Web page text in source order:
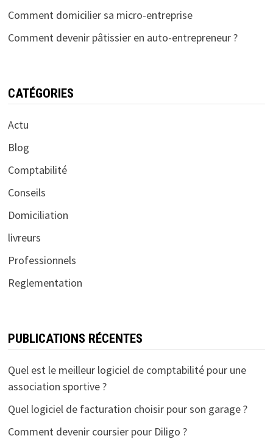
Comment domicilier sa micro-entreprise
Comment devenir pâtissier en auto-entrepreneur ?
CATÉGORIES
Actu
Blog
Comptabilité
Conseils
Domiciliation
livreurs
Professionnels
Reglementation
PUBLICATIONS RÉCENTES
Quel est le meilleur logiciel de comptabilité pour une
association sportive ?
Quel logiciel de facturation choisir pour son garage ?
Comment devenir coursier pour Diligo ?